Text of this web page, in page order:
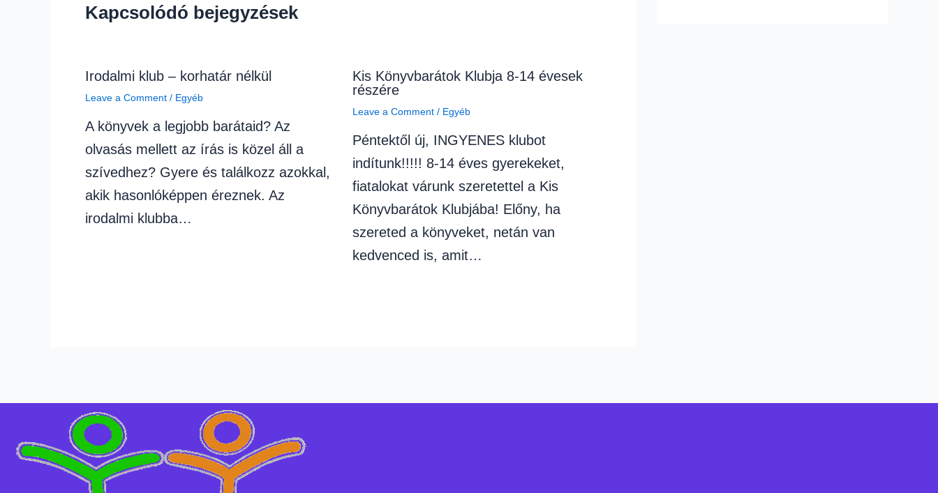
Kapcsolódó bejegyzések
Irodalmi klub – korhatár nélkül
Leave a Comment / Egyéb
A könyvek a legjobb barátaid? Az
olvasás mellett az írás is közel áll a
szívedhez? Gyere és találkozz azokkal,
akik hasonlóképpen éreznek. Az
irodalmi klubba…
Kis Könyvbarátok Klubja 8-14 évesek
részére
Leave a Comment / Egyéb
Péntektől új, INGYENES klubot
indítunk!!!!! 8-14 éves gyerekeket,
fiatalokat várunk szeretettel a Kis
Könyvbarátok Klubjába! Előny, ha
szereted a könyveket, netán van
kedvenced is, amit…